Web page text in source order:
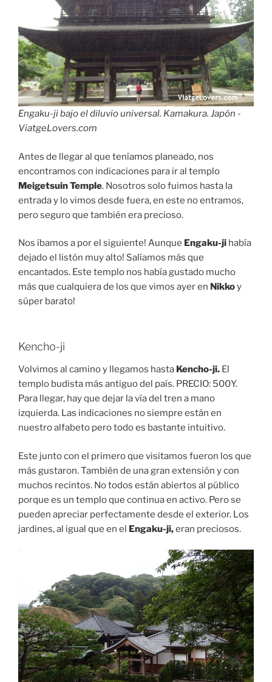
Engaku-ji bajo el diluvio universal. Kamakura. Japón -
ViatgeLovers.com
Antes de llegar al que teníamos planeado, nos
encontramos con indicaciones para ir al templo
Meigetsuin Temple. Nosotros solo fuimos hasta la
entrada y lo vimos desde fuera, en este no entramos,
pero seguro que también era precioso.
Nos íbamos a por el siguiente! Aunque Engaku-ji había
dejado el listón muy alto! Salíamos más que
encantados. Este templo nos había gustado mucho
más que cualquiera de los que vimos ayer en Nikkoy
súper barato!
Kencho-ji
Volvimos al camino y llegamos hasta Kencho-ji. El
templo budista más antiguo del país. PRECIO: 500Y.
Para llegar, hay que dejar la vía del tren a mano
izquierda. Las indicaciones no siempre están en
nuestro alfabeto pero todo es bastante intuitivo.
Este junto con el primero que visitamos fueron los que
más gustaron. También de una gran extensión y con
muchos recintos. No todos están abiertos al público
porque es un templo que continua en activo. Pero se
pueden apreciar perfectamente desde el exterior. Los
jardines, al igual que en el Engaku-ji,eran preciosos.